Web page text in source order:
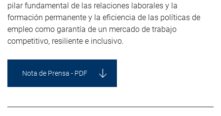
pilar fundamental de las relaciones laborales y la
formación permanente y la eficiencia de las políticas de
empleo como garantía de un mercado de trabajo
competitivo, resiliente e inclusivo.
Nota de Prensa - PDF